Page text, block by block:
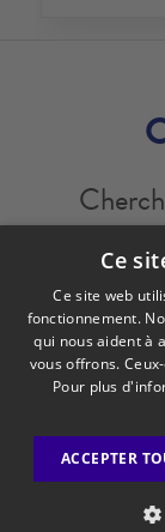
Avis
Politique
Saputo
Ce
Ce site web
fonctionnement.
qui nous aident à
vous offrons.
Pour plus
ACCEPTER